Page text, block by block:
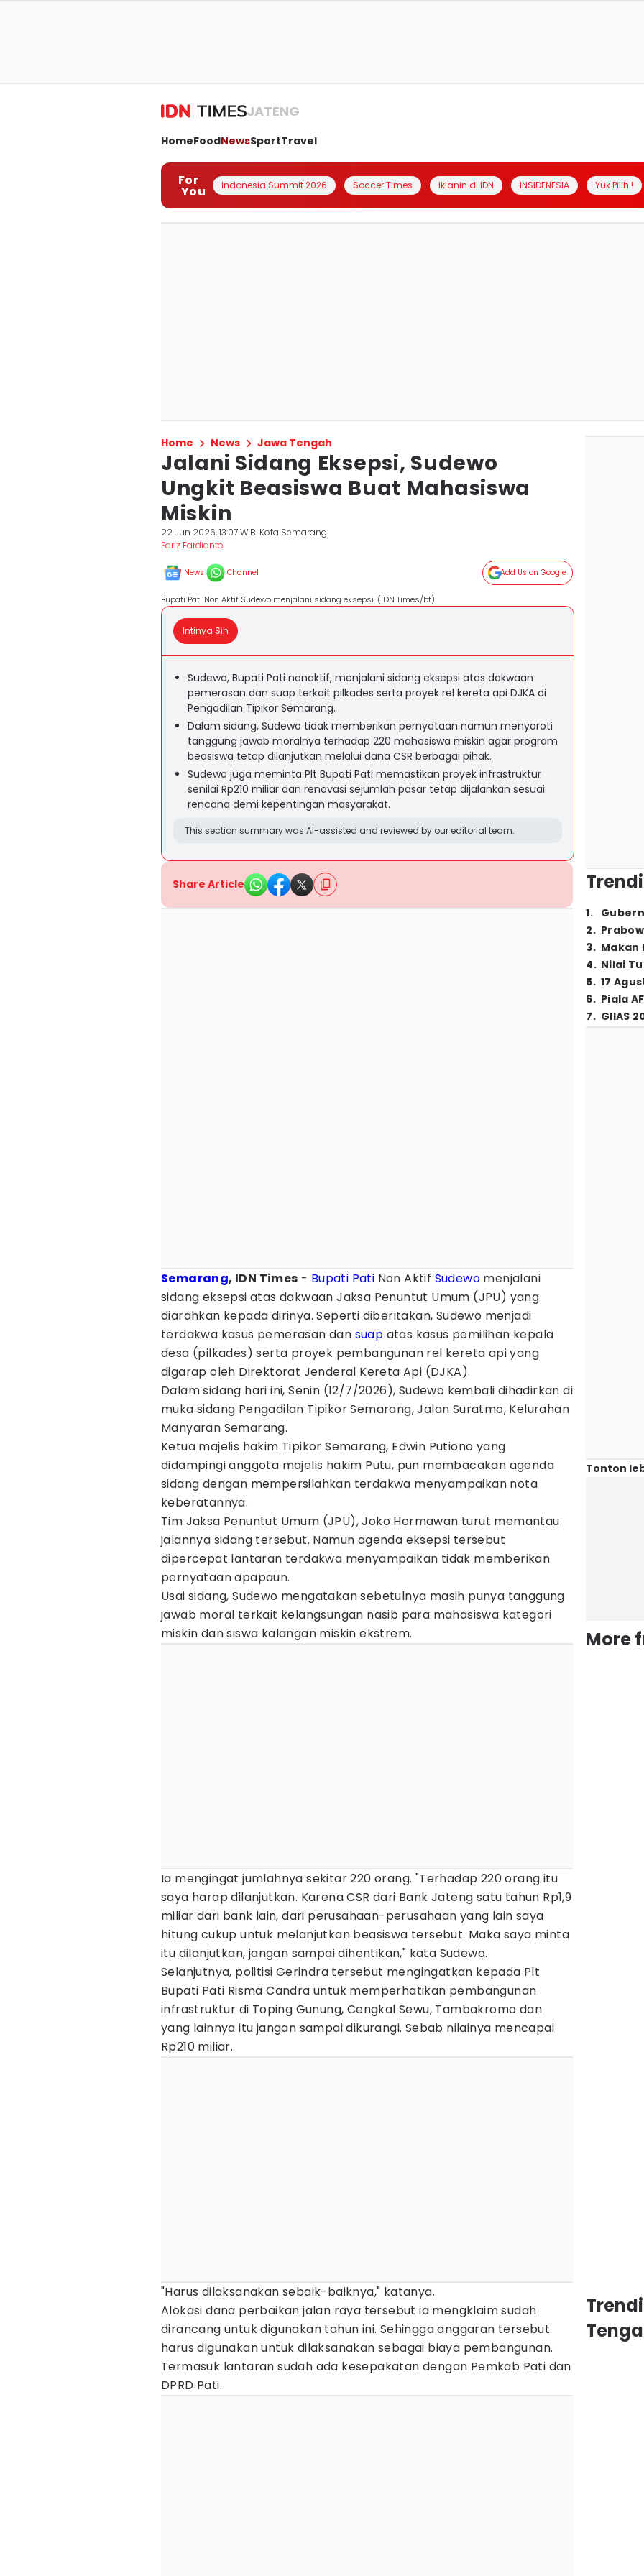
JATENG
HomeFoodNewsSportTravel
For
You Indonesia Summit 2026 Soccer Times Iklanin di IDN INSIDENESIA Yuk Pilih !
Home News Jawa Tengah
Jalani Sidang Eksepsi, Sudewo
Ungkit Beasiswa Buat Mahasiswa
Miskin
22 Jun 2026, 13:07 WIB Kota Semarang
Fariz Fardianto
News Channel Add Us on Google
Bupati Pati Non Aktif Sudewo menjalani sidang eksepsi. (IDN Times/bt)
Intinya Sih
Sudewo, Bupati Pati nonaktif, menjalani sidang eksepsi atas dakwaan
pemerasan dan suap terkait pilkades serta proyek rel kereta api DJKA di
Pengadilan Tipikor Semarang.
Dalam sidang, Sudewo tidak memberikan pernyataan namun menyoroti
tanggung jawab moralnya terhadap 220 mahasiswa miskin agar program
beasiswa tetap dilanjutkan melalui dana CSR berbagai pihak.
Sudewo juga meminta Plt Bupati Pati memastikan proyek infrastruktur
senilai Rp210 miliar dan renovasi sejumlah pasar tetap dijalankan sesuai
rencana demi kepentingan masyarakat.
This section summary was AI-assisted and reviewed by our editorial team.
Share Article
Semarang, IDN Times - Bupati Pati Non Aktif Sudewo menjalani
sidang eksepsi atas dakwaan Jaksa Penuntut Umum (JPU) yang
diarahkan kepada dirinya. Seperti diberitakan, Sudewo menjadi
terdakwa kasus pemerasan dan suap atas kasus pemilihan kepala
desa (pilkades) serta proyek pembangunan rel kereta api yang
digarap oleh Direktorat Jenderal Kereta Api (DJKA).
Dalam sidang hari ini, Senin (12/7/2026), Sudewo kembali dihadirkan di
muka sidang Pengadilan Tipikor Semarang, Jalan Suratmo, Kelurahan
Manyaran Semarang.
Ketua majelis hakim Tipikor Semarang, Edwin Putiono yang
didampingi anggota majelis hakim Putu, pun membacakan agenda
sidang dengan mempersilahkan terdakwa menyampaikan nota
keberatannya.
Tim Jaksa Penuntut Umum (JPU), Joko Hermawan turut memantau
jalannya sidang tersebut. Namun agenda eksepsi tersebut
dipercepat lantaran terdakwa menyampaikan tidak memberikan
pernyataan apapaun.
Usai sidang, Sudewo mengatakan sebetulnya masih punya tanggung
jawab moral terkait kelangsungan nasib para mahasiswa kategori
miskin dan siswa kalangan miskin ekstrem.
Ia mengingat jumlahnya sekitar 220 orang. "Terhadap 220 orang itu
saya harap dilanjutkan. Karena CSR dari Bank Jateng satu tahun Rp1,9
miliar dari bank lain, dari perusahaan-perusahaan yang lain saya
hitung cukup untuk melanjutkan beasiswa tersebut. Maka saya minta
itu dilanjutkan, jangan sampai dihentikan," kata Sudewo.
Selanjutnya, politisi Gerindra tersebut mengingatkan kepada Plt
Bupati Pati Risma Candra untuk memperhatikan pembangunan
infrastruktur di Toping Gunung, Cengkal Sewu, Tambakromo dan
yang lainnya itu jangan sampai dikurangi. Sebab nilainya mencapai
Rp210 miliar.
"Harus dilaksanakan sebaik-baiknya," katanya.
Alokasi dana perbaikan jalan raya tersebut ia mengklaim sudah
dirancang untuk digunakan tahun ini. Sehingga anggaran tersebut
harus digunakan untuk dilaksanakan sebagai biaya pembangunan.
Termasuk lantaran sudah ada kesepakatan dengan Pemkab Pati dan
DPRD Pati.
1.
2.
3. Makan
4. Nilai
5. 17
6. Piala
7. GIIAS
Tonton
More